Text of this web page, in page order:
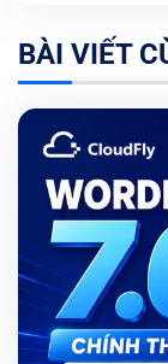
BÀI VIẾT